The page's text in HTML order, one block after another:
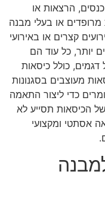
הרצאות או
מרופדים או בעלי מבנה
קצרים או באירועי
יותר, כל עוד הם
דגמים, כולל כיסאות
מעוצבים בסגנונות
כדי ליצור התאמה
הכיסאות תסייע לא
אסתטי ומקצועי